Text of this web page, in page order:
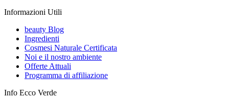
Informazioni Utili
beauty Blog
Ingredienti
Cosmesi Naturale Certificata
Noi e il nostro ambiente
Offerte Attuali
Programma di affiliazione
Info Ecco Verde